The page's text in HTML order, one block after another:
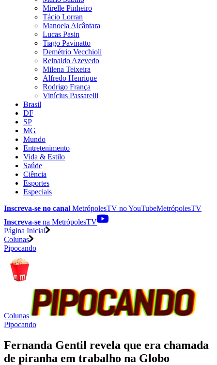
Mirelle Pinheiro
Tácio Lorran
Manoela Alcântara
Lucas Pasin
Tiago Pavinatto
Demétrio Vecchioli
Reinaldo Azevedo
Milena Teixeira
Alfredo Henrique
Rodrigo França
Vinícius Passarelli
Brasil
DF
SP
MG
Mundo
Entretenimento
Vida & Estilo
Saúde
Ciência
Esportes
Especiais
Inscreva-se no canal MetrópolesTV noYouTubeMetrópolesTV
Inscreva-se na MetrópolesTV
Página Inicial
Colunas
Pipocando
Colunas
Pipocando
Fernanda Gentil revela que era chamada
de piranha em trabalho na Globo